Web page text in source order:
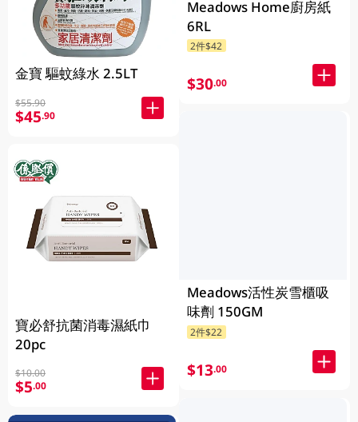
金寶 驅蚊綠水 2.5LT
$55.90
$45.90
寶必舒抗菌消毒濕紙巾
20pc
$10.00
$5.00
Meadows Home廚房紙
6RL
2件$42
$30.00
Meadows活性炭雪櫃吸
味劑 150GM
2件$22
$13.00